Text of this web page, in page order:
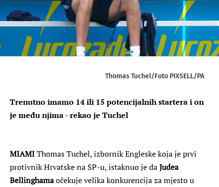
Thomas Tuchel/Foto PIXSELL/PA
Trenutno imamo 14 ili 15 ​potencijalnih startera i on
je među njima - rekao je Tuchel
MIAMIThomas Tuchel, izbornik Engleske koja je prvi
protivnik Hrvatske na SP-u, istaknuo je daJudea
‌Bellinghamaočekuje velika konkurencija za mjesto u